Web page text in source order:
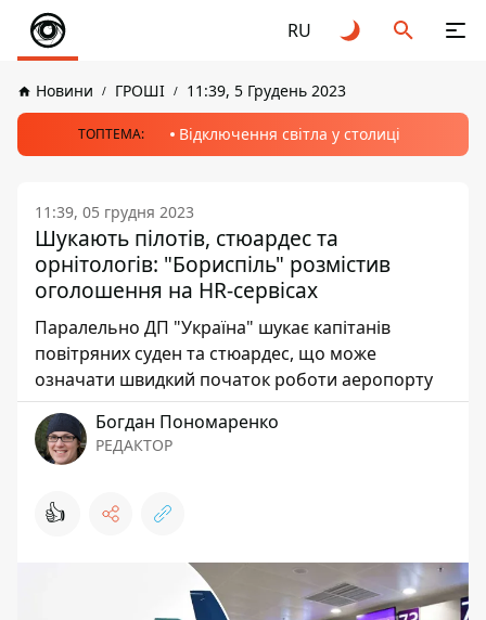
RU
Новини ГРОШІ 11:39, 5 Грудень 2023
ТОПТЕМА: Відключення світла у столиці
11:39, 05 грудня 2023
Шукають пілотів, стюардес та
орнітологів: "Бориспіль" розмістив
оголошення на HR-сервісах
Паралельно ДП "Україна" шукає капітанів
повітряних суден та стюардес, що може
означати швидкий початок роботи аеропорту
Богдан Пономаренко
РЕДАКТОР
👍